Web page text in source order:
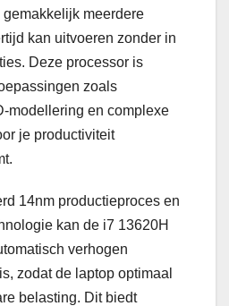
meerdere
kan uitvoeren zonder in
Deze processor is
zoals
modellering en complexe
je productiviteit
14nm productieproces en
kan de i7 13620H
verhogen
zodat de laptop optimaal
belasting. Dit biedt